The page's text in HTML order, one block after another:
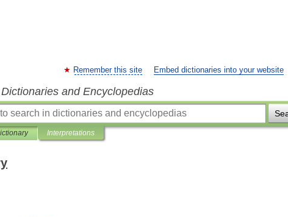
Remember this site Embed dictionaries into your website
and Encyclopedias
Interpretations